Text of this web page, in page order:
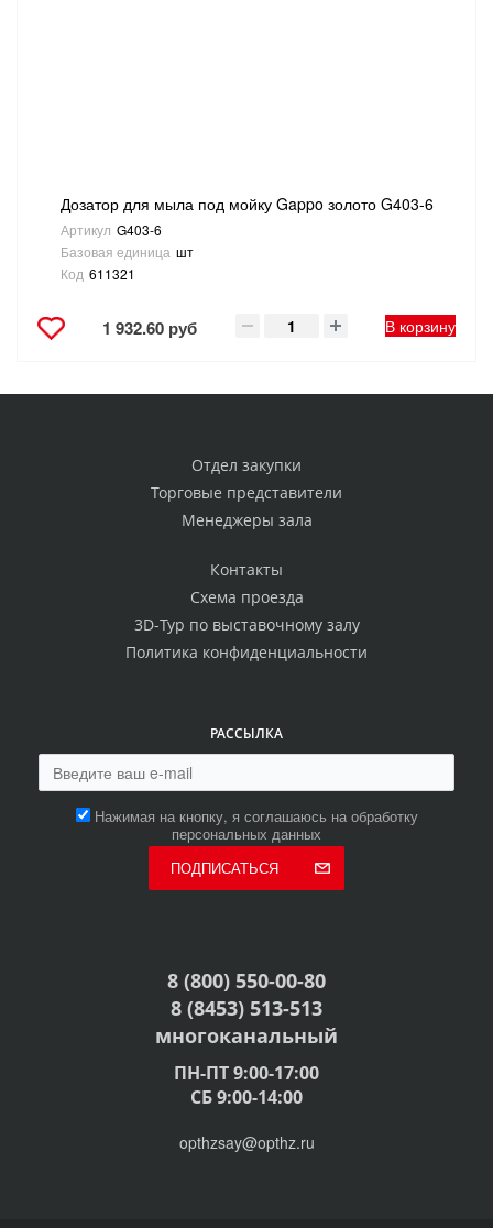
Дозатор для мыла под мойку Gappo золото G403-6
Артикул G403-6
Базовая единица шт
Код 611321
1 932.60 руб В корзину
Отдел закупки
Торговые представители
Менеджеры зала
Контакты
Схема проезда
3D-Тур по выставочному залу
Политика конфиденциальности
РАССЫЛКА
Нажимая на кнопку, я соглашаюсь на обработку
персональных данных
ПОДПИСАТЬСЯ
8 (800) 550-00-80
8 (8453) 513-513
многоканальный
ПН-ПТ 9:00-17:00
СБ 9:00-14:00
opthzsay@opthz.ru